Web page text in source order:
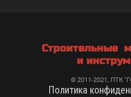
Строительные
и
© 2011-2021, ПТК
Политика